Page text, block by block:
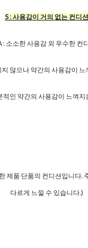
S : 사용감이 거의 없는 컨디션
: 소소한 사용감 외 우수한 컨
지 않으나 약간의 사용감이 느
적인 약간의 사용감이 느껴지
제품 단품의 컨디션입니다.
다르게 느낄 수 있습니다.)